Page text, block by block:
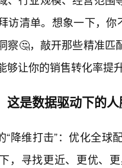
访清单。想象一下，
察🤔，敲开那些精准
够让你的销售转化率提
这是数据驱动下的
“降维打击”：优化全球
，寻找更近、更优、